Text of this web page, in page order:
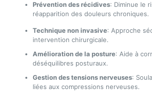
Prévention des récidives: Diminue le
réapparition des douleurs chroniques.
Technique non invasive: Approche
intervention chirurgicale.
Amélioration de la posture: Aide à
déséquilibres posturaux.
Gestion des tensions nerveuses:
liées aux compressions nerveuses.